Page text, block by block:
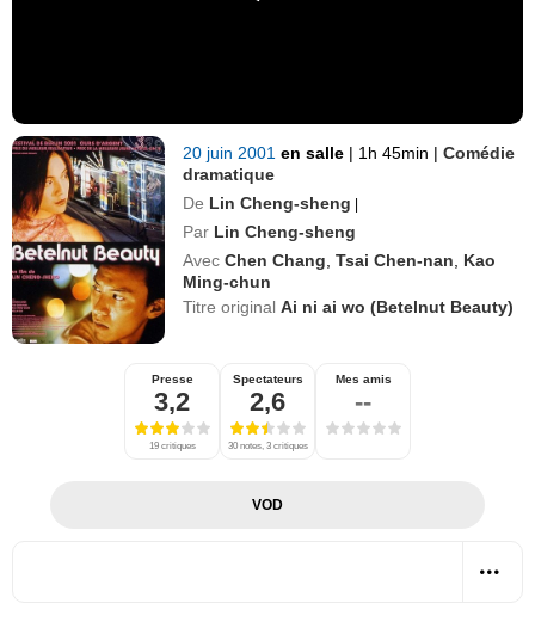
20 juin 2001en salle | 1h 45min | Comédie
dramatique
De Lin Cheng-sheng |
Par Lin Cheng-sheng
Avec Chen Chang ,Tsai Chen-nan
Kao
Ming-chun
Titre originalAi ni ai wo (Betelnut Beauty)
Presse
3,2
19 critiques
Spectateurs
2,6
30 notes, 3 critiques
Mes amis
--
VOD